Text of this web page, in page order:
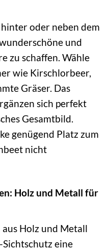
oder neben dem
und
zu schaffen. Wähle
wie Kirschlorbeer,
Gräser. Das
sich perfekt
Gesamtbild.
genügend Platz zum
nicht
Holz und Metall für
Holz und Metall
eine